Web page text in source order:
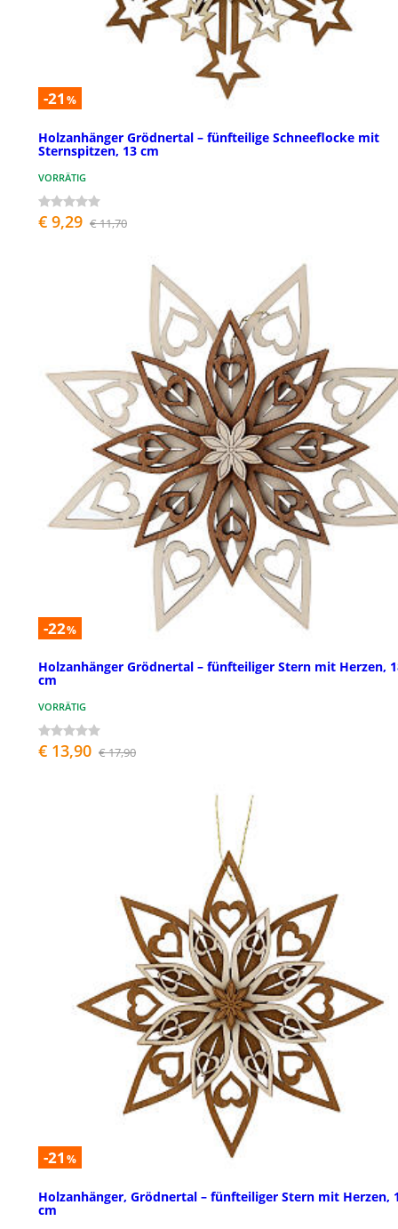
-21 %
Holzanhänger Grödnertal – fünfteilige Schneeflocke mit
Sternspitzen, 13 cm
VORRÄTIG
€ 9,29 € 11,70
-22%
Holzanhänger Grödnertal – fünfteiliger Stern mit Herzen,
cm
VORRÄTIG
€ 13,90 € 17,90
-21 %
Holzanhänger, Grödnertal – fünfteiliger Stern mit Herzen,
cm